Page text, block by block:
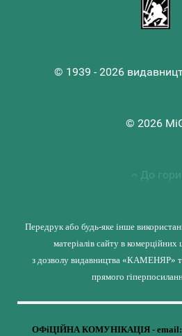
© 1939 - 2026
© 2026
До гори
Передрук або будь-яке інше
матеріалів сайту в
з дозволу видавництва «КАМЕНЯР»
прямого
ОФіЦІЙНА КОМУНІКАЦІЯ - email: